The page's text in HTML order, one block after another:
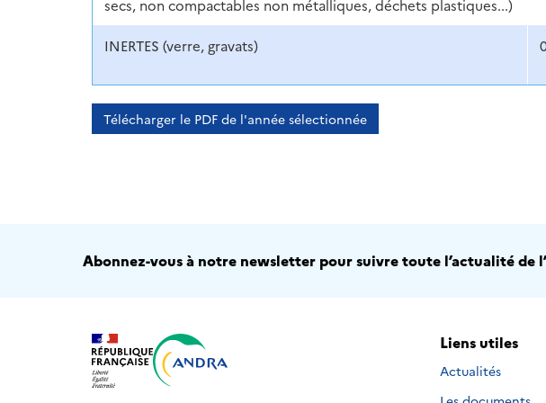
secs, non compactables non métalliques, déchets plastiques...)
INERTES (verre, gravats)
Télécharger le PDF de l'année sélectionnée
Abonnez-vous à notre newsletter pour suivre toute l’actualité de
Liens utiles
Actualités